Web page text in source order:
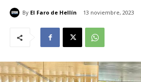
By El Faro de Hellín 13 noviembre, 2023